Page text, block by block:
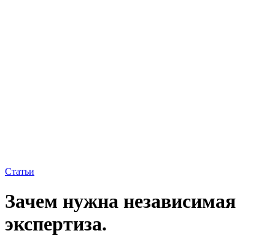
Статьи
Зачем нужна независимая
экспертиза.